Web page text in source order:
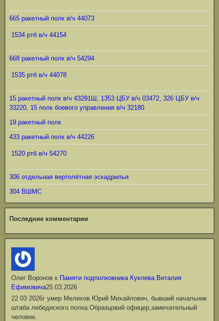
665 ракетный полк в/ч 44073
1534 ртб в/ч 44154
668 ракетный полк в/ч 54294
1535 ртб в/ч 44078
15 ракетный полк в/ч 43291Ш, 1353 ЦБУ в/ч 03472, 326 ЦБУ в/ч
33220, 15 полк боевого управления в/ч 32180
19 ракетный полк
433 ракетный полк в/ч 44226
1520 ртб в/ч 54270
306 отдельная вертолётная эскадрилья
304 ВШМС
Последние комментарии
Олег Воронов к Памяти подполковника Куклева Виталия
Ефимовича25.03.2026
22 03 2026г умер Мелихов Юрий Михайлович, бывший начальник
штаба лебедиского полка.Образцовий офицер,замечательный
человек.